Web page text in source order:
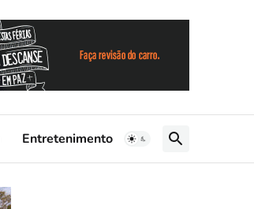
Entretenimento